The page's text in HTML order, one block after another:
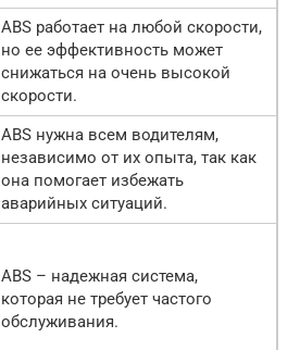
ABS работает на любой скорости,
но ее эффективность может
снижаться на очень высокой
скорости.
ABS нужна всем водителям,
независимо от их опыта, так как
она помогает избежать
аварийных ситуаций.
ABS – надежная система,
которая не требует частого
обслуживания.